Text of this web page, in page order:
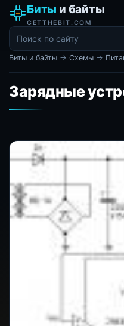
Биты и байты
GETTHEBIT.COM
Биты и байты → Схемы →
Зарядные